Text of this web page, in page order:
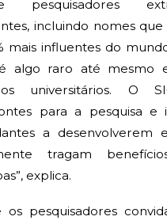
pesquisadores
incluindo nomes
mais influentes do
algo raro até mesmo
universitários. O
para a pesquisa e
a desenvolverem
tragam
explica.
os pesquisadores